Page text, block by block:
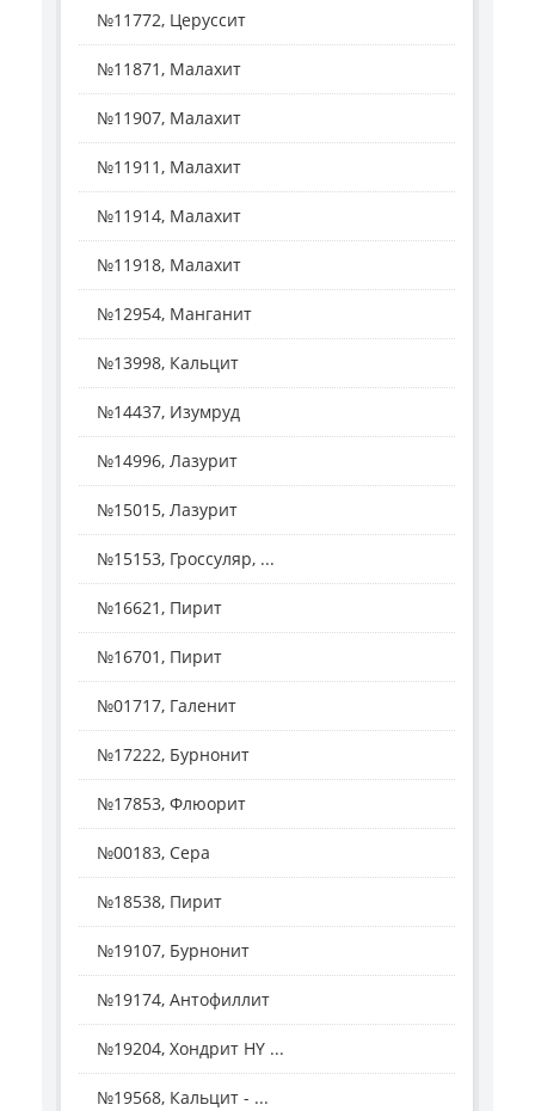
№11772, Церуссит
№11871, Малахит
№11907, Малахит
№11911, Малахит
№11914, Малахит
№11918, Малахит
№12954, Манганит
№13998, Кальцит
№14437, Изумруд
№14996, Лазурит
№15015, Лазурит
№15153, Гроссуляр, ...
№16621, Пирит
№16701, Пирит
№01717, Галенит
№17222, Бурнонит
№17853, Флюорит
№00183, Сера
№18538, Пирит
№19107, Бурнонит
№19174, Антофиллит
№19204, Хондрит HY ...
№19568, Кальцит - ...